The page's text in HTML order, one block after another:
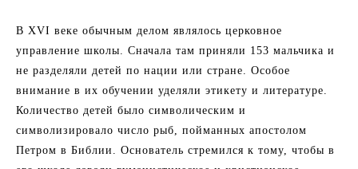
В XVI веке обычным делом являлось церковное
управление школы. Сначала там приняли 153 мальчика и
не разделяли детей по нации или стране. Особое
внимание в их обучении уделяли этикету и литературе.
Количество детей было символическим и
символизировало число рыб, пойманных апостолом
Петром в Библии. Основатель стремился к тому, чтобы в